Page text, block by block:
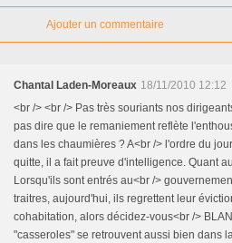
Ajouter un commentaire
Chantal Laden-Moreaux 18/11/2010 12:12
<br /> <br /> Pas très souriants nos
pas dire que le remaniement reflète
dans les chaumières ? A<br /> l'ordre du
quitte, il a fait preuve d'intelligence. Quant
Lorsqu'ils sont entrés au<br />
traitres, aujourd'hui, ils regrettent leur
cohabitation, alors décidez-vous<br />
"casseroles" se retrouvent aussi bien dans